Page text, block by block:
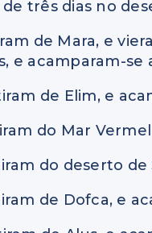
três dias no
de Mara, e
e acamparam-se
de Elim, e
do Mar
do deserto
de Dofca, e